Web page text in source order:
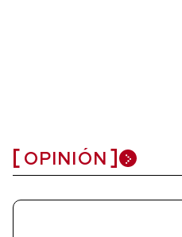
OPINIÓN